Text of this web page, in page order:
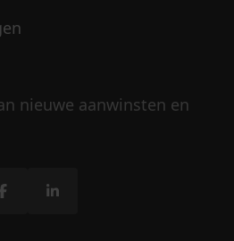
nieuwe aanwinsten en